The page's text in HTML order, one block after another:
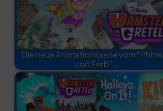
Die neue Animationsserie vom
und Ferb”…